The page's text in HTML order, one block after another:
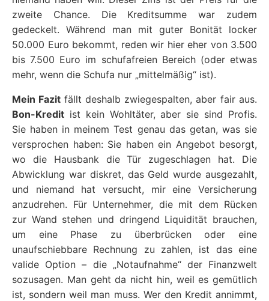
zweite Chance. Die Kreditsumme war zudem
gedeckelt. Während man mit guter Bonität locker
50.000 Euro bekommt, reden wir hier eher von 3.500
bis 7.500 Euro im schufafreien Bereich (oder etwas
mehr, wenn die Schufa nur „mittelmäßig“ ist).
Mein Fazit fällt deshalb zwiegespalten, aber fair aus.
Bon-Kredit ist kein Wohltäter, aber sie sind Profis.
Sie haben in meinem Test genau das getan, was sie
versprochen haben: Sie haben ein Angebot besorgt,
wo die Hausbank die Tür zugeschlagen hat. Die
Abwicklung war diskret, das Geld wurde ausgezahlt,
und niemand hat versucht, mir eine Versicherung
anzudrehen. Für Unternehmer, die mit dem Rücken
zur Wand stehen und dringend Liquidität brauchen,
um eine Phase zu überbrücken oder eine
unaufschiebbare Rechnung zu zahlen, ist das eine
valide Option – die „Notaufnahme“ der Finanzwelt
sozusagen. Man geht da nicht hin, weil es gemütlich
ist, sondern weil man muss. Wer den Kredit annimmt,